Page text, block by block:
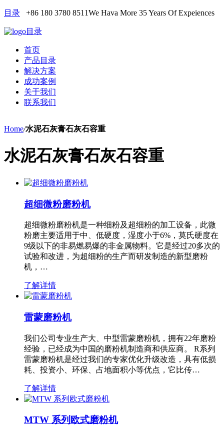
目录 +86 180 3780 8511We Hava More 35 Years Of Expeiences
目录
首页
产品目录
解决方案
成功案例
关于我们
联系我们
Home/水泥石灰膏石灰石容重
水泥石灰膏石灰石容重
超细微粉磨粉机
超细微粉磨粉机是一种细粉及超细粉的加工设备，此微
粉磨主要适用于中、低硬度，湿度小于6%，莫氏硬度在
9级以下的非易燃易爆的非金属物料。它是经过20多次的
试验和改进，为超细粉的生产而研发制造的新型磨粉
机，…
了解详情
雷蒙磨粉机
我们公司专业生产大、中型雷蒙磨粉机，拥有22年磨粉
经验，已经成为中国的磨粉机制造商和供应商。 R系列
雷蒙磨粉机是经过我们的专家优化升级改造，具有低损
耗、投资小、环保、占地面积小等优点，它比传…
了解详情
MTW 系列欧式磨粉机